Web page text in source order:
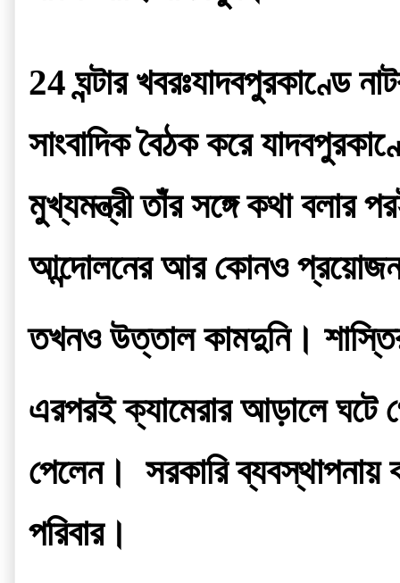
24 ঘন্টার খবরঃযাদবপুরকাণ্ডে
সাংবাদিক বৈঠক করে
মুখ্যমন্ত্রী তাঁর সঙ্গে কথা বলার
আন্দোলনের আর কোনও
তখনও উত্তাল কামদুনি। শাস্তির
এরপরই ক্যামেরার আড়ালে ঘটে
পেলেন।  সরকারি ব্যবস্থাপনায়
পরিবার।